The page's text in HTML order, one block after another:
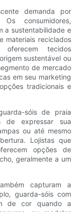
demanda por
consumidores,
a sustentabilidade e
materiais reciclados
oferecem tecidos
sustentável ou
de mercado
em seu marketing
tradicionais e
sóis de praia
de expressar sua
ou até mesmo
Lojistas que
opções de
geralmente a um
capturam a
guarda-sóis com
de cor quando a